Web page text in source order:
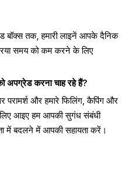
तक, हमारी लाइनें आपके दैनिक
समय को कम करने के लिए
अपग्रेड करना चाह रहे हैं?
परामर्श और हमारे फिलिंग, कैपिंग और
लिए आइए हम आपकी सुगंध संबंधी
में बदलने में आपकी सहायता करें।